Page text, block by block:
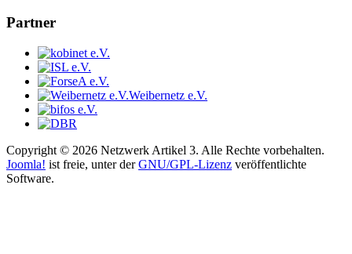
Partner
Weibernetz e.V.
Copyright © 2026 Netzwerk Artikel 3. Alle Rechte vorbehalten.
Joomla! ist freie, unter derGNU/GPL-Lizenz veröffentlichte
Software.